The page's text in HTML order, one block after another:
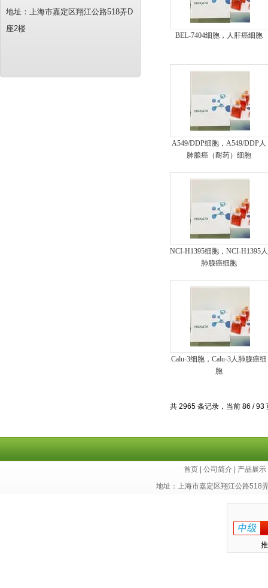
地址：上海市嘉定区翔江公路518弄D
座2楼
BEL-7404细胞，人肝癌细胞
A549/DDP细胞，A549/DDP人
肺腺癌（耐药）细胞
NCI-H1395细胞，NCI-H1395人
肺腺癌细胞
Calu-3细胞，Calu-3人肺腺癌细
胞
共 2965 条记录，当前 86 /
首页 公司简介 产品展示
地址：上海市嘉定区翔江公路518